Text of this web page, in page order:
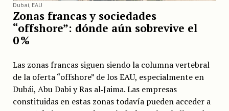
Dubai, EAU
Zonas francas y sociedades
“offshore”: dónde aún sobrevive el
0 %
Las zonas francas siguen siendo la columna vertebral
de la oferta “offshore” de los EAU, especialmente en
Dubái, Abu Dabi y Ras al‑Jaima. Las empresas
constituidas en estas zonas todavía pueden acceder a